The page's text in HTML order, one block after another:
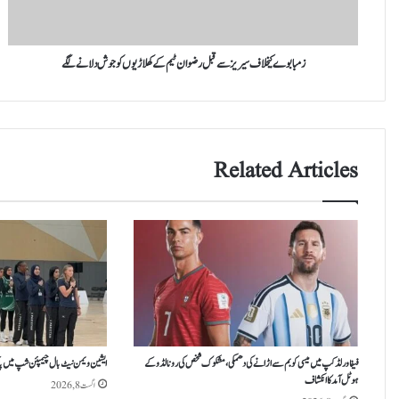
کھلاڑیوں
دلانے
زمبابوے کیخلاف سیریز سے قبل رضوان ٹیم کے کھلاڑیوں کو جوش دلانے لگے
Related Articles
فیفا ورلڈکپ میں میسی کو بم سے اڑانے کی دھمکی، مشکوک شخص کی رونالڈو کے
ہوٹل آمد کا انکشاف
ایشین ویمن نیٹ بال چیمپئن شپ میں
اگست 8, 2026